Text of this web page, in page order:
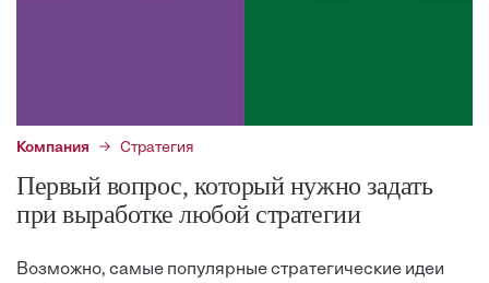
Компания Стратегия
Первый вопрос, который нужно задать
при выработке любой стратегии
Возможно, самые популярные стратегические идеи